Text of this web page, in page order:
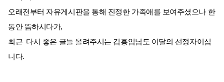
오래전부터 자유게시판을 통해 진정한 가족애를 보여주셨으나 한
동안 뜸하시다가,
최근 다시 좋은 글들 올려주시는 김흥임님도 이달의 선정자이십
니다.